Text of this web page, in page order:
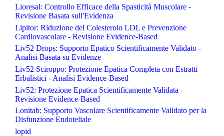
Lioresal: Controllo Efficace della Spasticità Muscolare -
Revisione Basata sull'Evidenza
Lipitor: Riduzione del Colesterolo LDL e Prevenzione
Cardiovascolare - Revisione Evidence-Based
Liv52 Drops: Supporto Epatico Scientificamente Validato -
Analisi Basata su Evidenze
Liv52 Sciroppo: Protezione Epatica Completa con Estratti
Erbalistici - Analisi Evidence-Based
Liv52: Protezione Epatica Scientificamente Validata -
Revisione Evidence-Based
Lonitab: Supporto Vascolare Scientificamente Validato per la
Disfunzione Endoteliale
lopid